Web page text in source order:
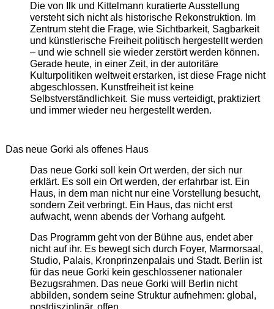
Die von Ilk und Kittelmann kuratierte Ausstellung
versteht sich nicht als historische Rekonstruktion. Im
Zentrum steht die Frage, wie Sichtbarkeit, Sagbarkeit
und künstlerische Freiheit politisch hergestellt werden
– und wie schnell sie wieder zerstört werden können.
Gerade heute, in einer Zeit, in der autoritäre
Kulturpolitiken weltweit erstarken, ist diese Frage nicht
abgeschlossen. Kunstfreiheit ist keine
Selbstverständlichkeit. Sie muss verteidigt, praktiziert
und immer wieder neu hergestellt werden.
Das neue Gorki als offenes Haus
Das neue Gorki soll kein Ort werden, der sich nur
erklärt. Es soll ein Ort werden, der erfahrbar ist. Ein
Haus, in dem man nicht nur eine Vorstellung besucht,
sondern Zeit verbringt. Ein Haus, das nicht erst
aufwacht, wenn abends der Vorhang aufgeht.
Das Programm geht von der Bühne aus, endet aber
nicht auf ihr. Es bewegt sich durch Foyer, Marmorsaal,
Studio, Palais, Kronprinzenpalais und Stadt. Berlin ist
für das neue Gorki kein geschlossener nationaler
Bezugsrahmen. Das neue Gorki will Berlin nicht
abbilden, sondern seine Struktur aufnehmen: global,
postdisziplinär, offen.